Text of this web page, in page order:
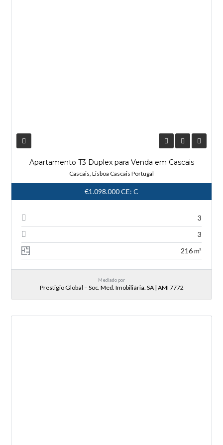
Apartamento T3 Duplex para Venda em Cascais
Cascais, Lisboa Cascais Portugal
€1.098.000CE: C
3
3
216 m²
Mediado por
Prestigio Global – Soc. Med. Imobiliária. SA | AMI 7772